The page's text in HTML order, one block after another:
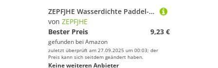
ZEPFJHE Wasserdichte Paddel-Hülle, Pickleballs, Schlägertasche, Schlägerhülle, Neopren-Hüllen für Übungen, dauerhafte Schlägerhülle zum Üben
von ZEPFJHE
Bester Preis
9,23 €
gefunden bei Amazon
zuletzt überprüft am 27.09.2025 um 00:03; der
Preis kann sich seitdem geändert haben.
Keine weiteren Anbieter